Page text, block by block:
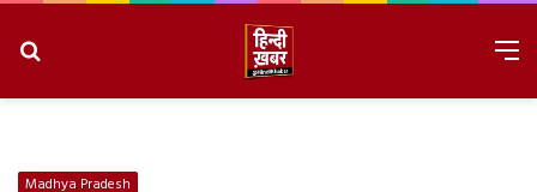
Madhya Pradesh